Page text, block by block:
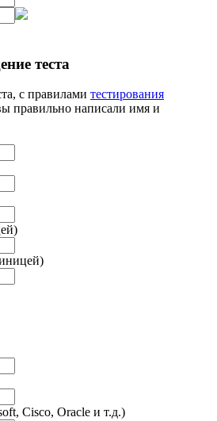
теста
с правилами тестирования
правильно написали имя и
Cisco, Oracle и т.д.)